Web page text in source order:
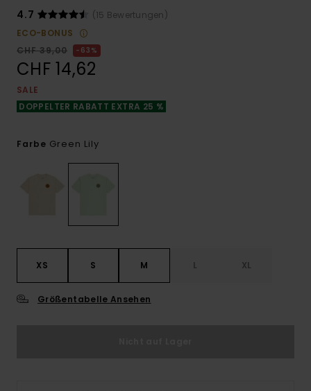
4.7
(15 Bewertungen)
ECO-BONUS
CHF 39,00
63%
CHF 14,62
SALE
DOPPELTER RABATT EXTRA 25 %
Farbe Green Lily
XS S M L XL
Größentabelle Ansehen